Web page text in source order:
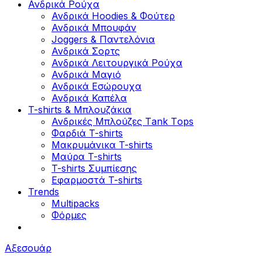
Ανδρικά Ρούχα
Ανδρικά Hoodies & Φούτερ
Ανδρικά Μπουφάν
Joggers & Παντελόνια
Ανδρικά Σορτς
Ανδρικά Λειτουργικά Ρούχα
Ανδρικά Μαγιό
Ανδρικά Εσώρουχα
Ανδρικά Καπέλα
T-shirts & Μπλουζάκια
Ανδρικές Mπλούζες Τank Τops
Φαρδιά T-shirts
Μακρυμάνικα T-shirts
Μαύρα T-shirts
T-shirts Συμπίεσης
Εφαρμοστά T-shirts
Trends
Multipacks
Φόρμες
Αξεσουάρ